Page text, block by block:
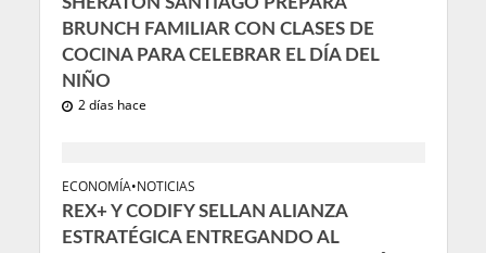
BRUNCH FAMILIAR CON CLASES DE
COCINA PARA CELEBRAR EL DÍA DEL
NIÑO
2 días hace
ECONOMÍA•NOTICIAS
REX+ Y CODIFY SELLAN ALIANZA
ESTRATÉGICA ENTREGANDO AL